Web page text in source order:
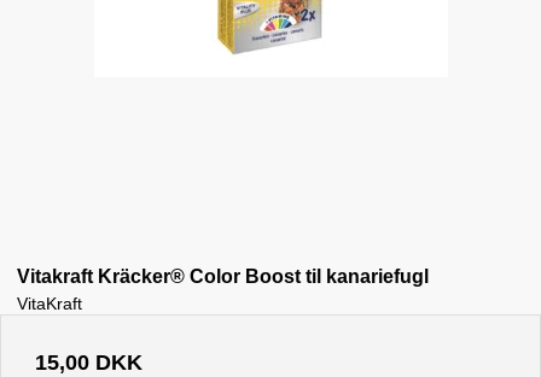
Vitakraft Kräcker® Color Boost til kanariefugl
VitaKraft
15,00 DKK